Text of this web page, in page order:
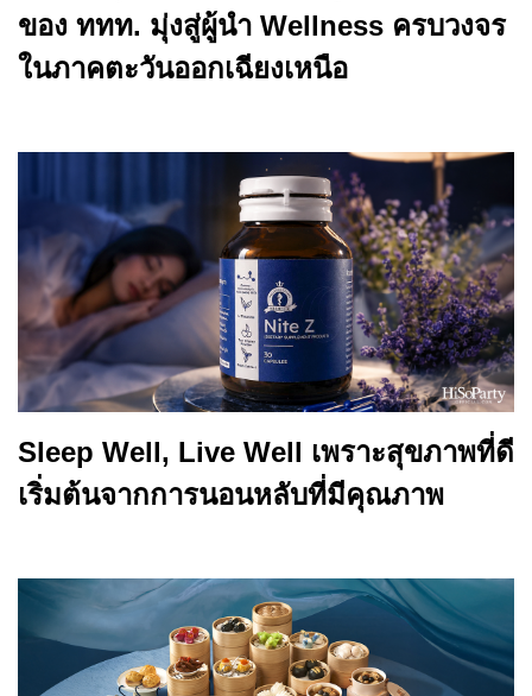
ของ ททท. มุ่งสู่ผู้นำ Wellness ครบวงจร
ในภาคตะวันออกเฉียงเหนือ
Sleep Well, Live Well เพราะสุขภาพที่ดี
เริ่มต้นจากการนอนหลับที่มีคุณภาพ